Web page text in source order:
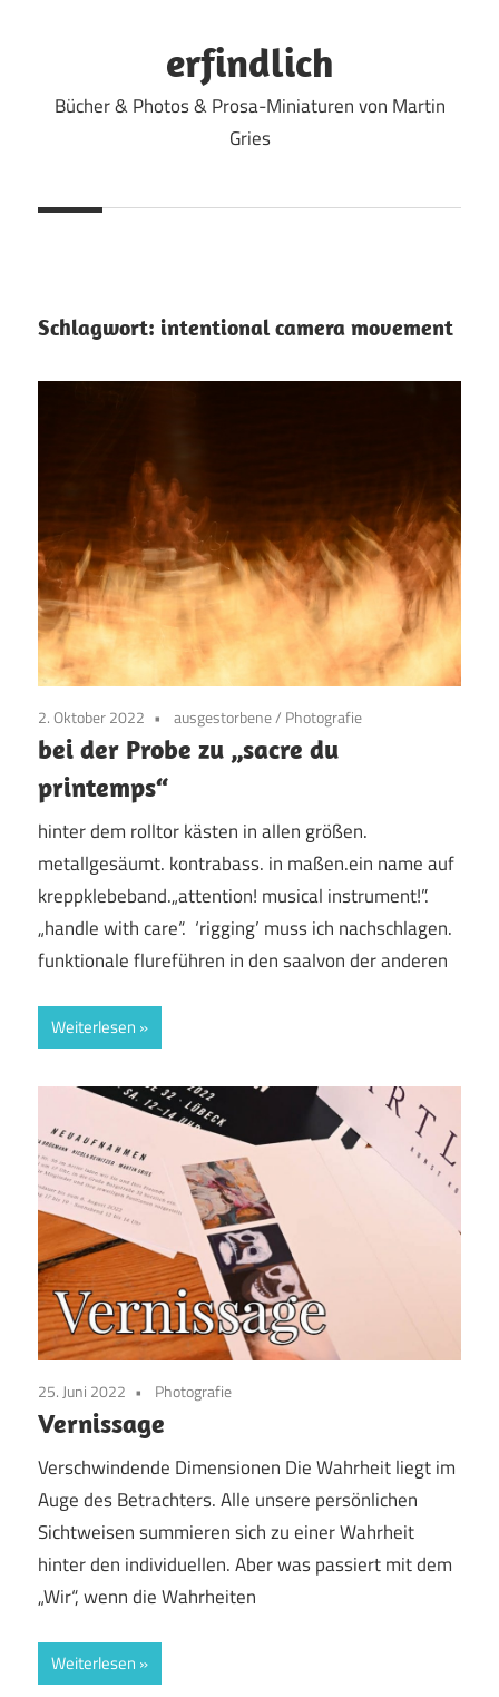
erfindlich
Bücher & Photos & Prosa-Miniaturen von Martin
Gries
Schlagwort: intentional camera movement
2. Oktober 2022 ausgestorbene/ Photografie
bei der Probe zu „sacre du
printemps“
hinter dem rolltor kästen in allen größen.
metallgesäumt. kontrabass. in maßen.ein name auf
kreppklebeband.„attention! musical instrument!”.
„handle with care“. ‘rigging’ muss ich nachschlagen.
funktionale flureführen in den saalvon der anderen
Weiterlesen
25. Juni 2022 Photografie
Vernissage
Verschwindende Dimensionen Die Wahrheit liegt im
Auge des Betrachters. Alle unsere persönlichen
Sichtweisen summieren sich zu einer Wahrheit
hinter den individuellen. Aber was passiert mit dem
„Wir“, wenn die Wahrheiten
Weiterlesen